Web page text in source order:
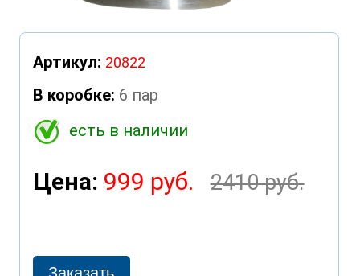
Артикул: 20822
В коробке: 6 пар
есть в наличии
Цена: 999 руб. 2410 руб.